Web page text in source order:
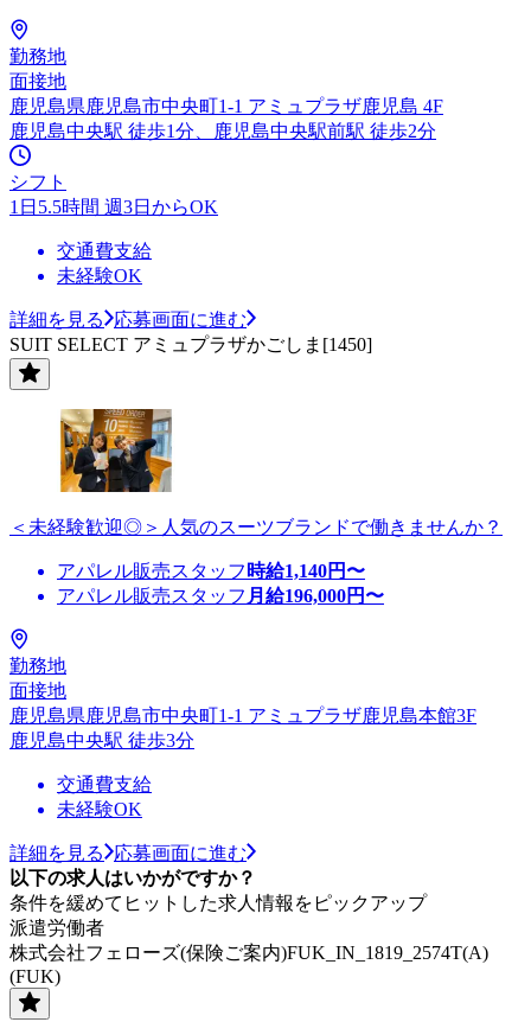
勤務地
面接地
鹿児島県鹿児島市中央町1-1 アミュプラザ鹿児島 4F
鹿児島中央駅 徒歩1分、鹿児島中央駅前駅 徒歩2分
シフト
1日5.5時間 週3日からOK
交通費支給
未経験OK
詳細を見る
応募画面に進む
SUIT SELECT アミュプラザかごしま[1450]
＜未経験歓迎◎＞人気のスーツブランドで働きませんか？
アパレル販売スタッフ 時給1,140円〜
アパレル販売スタッフ 月給196,000円〜
勤務地
面接地
鹿児島県鹿児島市中央町1-1 アミュプラザ鹿児島本館3F
鹿児島中央駅 徒歩3分
交通費支給
未経験OK
詳細を見る
応募画面に進む
以下の求人はいかがですか？
条件を緩めてヒットした求人情報をピックアップ
派遣労働者
株式会社フェローズ(保険ご案内)FUK_IN_1819_2574T(A)
(FUK)